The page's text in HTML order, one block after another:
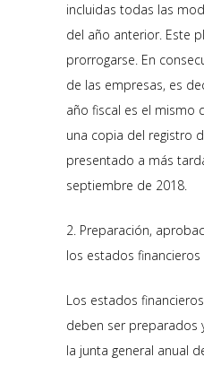
incluidas todas las
del año anterior. Este
prorrogarse. En
de las empresas, es
año fiscal es el mismo
una copia del registro
presentado a más
septiembre de 2018.
2. Preparación,
los estados financieros
Los estados
deben ser preparados
la junta general anual